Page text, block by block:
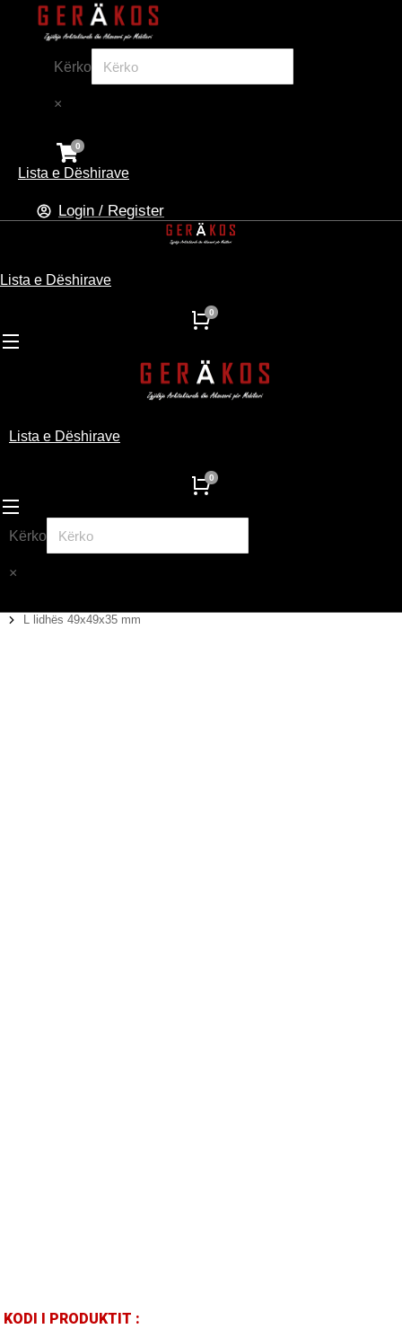
Kërko
×
Lista e Dëshirave
Login / Register
Lista e Dëshirave
Lista e Dëshirave
Kërko
×
You are here:
L lidhës 49x49x35 mm
KODI I PRODUKTIT :